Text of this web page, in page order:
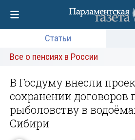
Статьи
Все о пенсиях в России
В Госдуму внесли
сохранении договоров
рыболовству в
Сибири